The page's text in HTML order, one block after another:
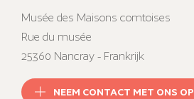
Musée des Maisons comtoises
Rue du musée
25360 Nancray - Frankrijk
NEEM CONTACT MET ONS OP